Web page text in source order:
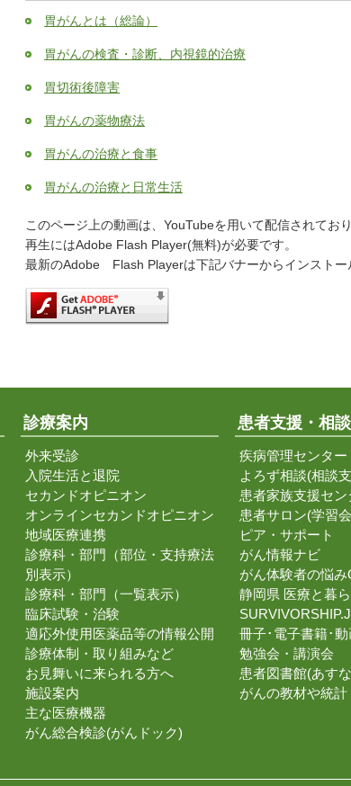
胃がんとは（総論）
胃がんの検査・診断、内視鏡的治療
胃切術後障害
胃がんの薬物療法
胃がんの治療と食事
胃がんの治療と日常生活
このページ上の動画は、YouTubeを用いて配信されており
再生にはAdobe Flash Player(無料)が必要です。
最新のAdobe Flash Playerは下記バナーからインストー
診療案内
外来受診
入院生活と退院
セカンドオピニオン
オンラインセカンドオピニオン
地域医療連携
診療科・部門（部位・支持療法
別表示）
診療科・部門（一覧表示）
臨床試験・治験
適応外使用医薬品等の情報公開
診療体制・取り組みなど
お見舞いに来られる方へ
施設案内
主な医療機器
がん総合検診(がんドック)
患者支援・相談
疾病管理センター
よろず相談(相談
患者家族支援セン
患者サロン(学習
ピア・サポート
がん情報ナビ
がん体験者の悩み
静岡県 医療と暮
冊子･電子書籍･
勉強会・講演会
患者図書館(あす
がんの教材や統計